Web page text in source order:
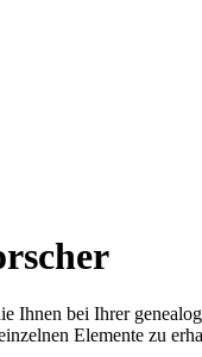
bei Ihrer
Elemente zu